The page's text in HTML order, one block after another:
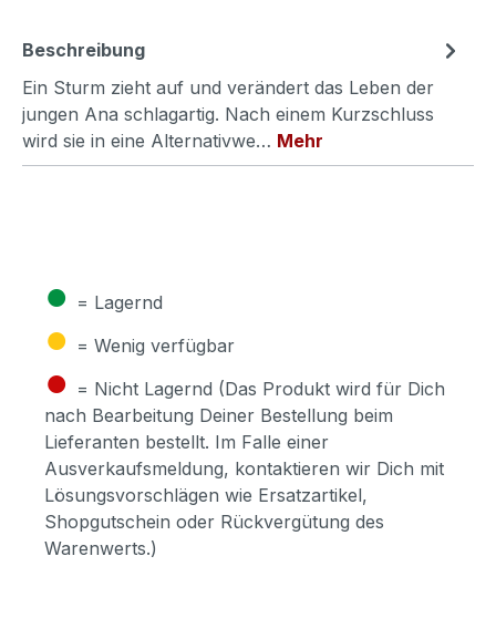
Beschreibung
Ein Sturm zieht auf und verändert das Leben der
jungen Ana schlagartig. Nach einem Kurzschluss
wird sie in eine Alternativwe… Mehr
● = Lagernd
● = Wenig verfügbar
● = Nicht Lagernd (Das Produkt wird für Dich
nach Bearbeitung Deiner Bestellung beim
Lieferanten bestellt. Im Falle einer
Ausverkaufsmeldung, kontaktieren wir Dich mit
Lösungsvorschlägen wie Ersatzartikel,
Shopgutschein oder Rückvergütung des
Warenwerts.)